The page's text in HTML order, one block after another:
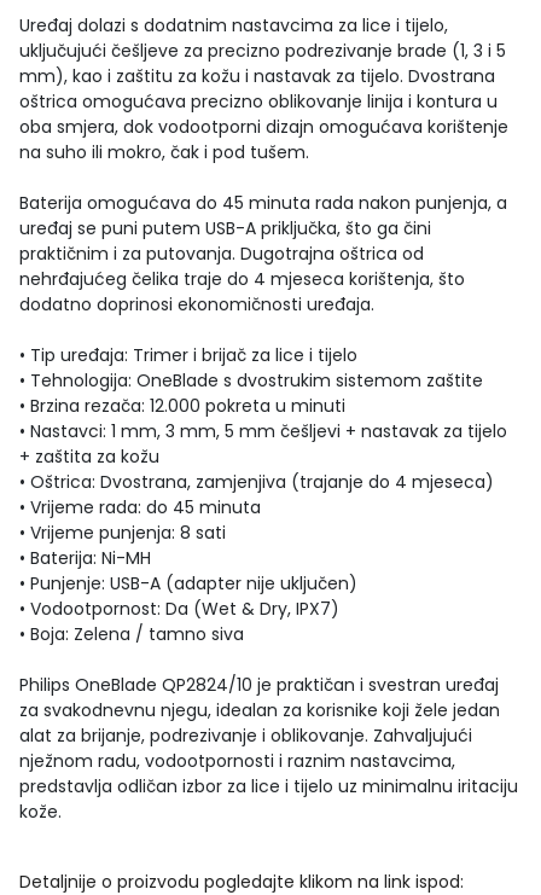
Uređaj dolazi s dodatnim nastavcima za lice i tijelo,
uključujući češljeve za precizno podrezivanje brade (1, 3 i 5
mm), kao i zaštitu za kožu i nastavak za tijelo. Dvostrana
oštrica omogućava precizno oblikovanje linija i kontura u
oba smjera, dok vodootporni dizajn omogućava korištenje
na suho ili mokro, čak i pod tušem.
Baterija omogućava do 45 minuta rada nakon punjenja, a
uređaj se puni putem USB-A priključka, što ga čini
praktičnim i za putovanja. Dugotrajna oštrica od
nehrđajućeg čelika traje do 4 mjeseca korištenja, što
dodatno doprinosi ekonomičnosti uređaja.
• Tip uređaja: Trimer i brijač za lice i tijelo
• Tehnologija: OneBlade s dvostrukim sistemom zaštite
• Brzina rezača: 12.000 pokreta u minuti
• Nastavci: 1 mm, 3 mm, 5 mm češljevi + nastavak za tijelo
+ zaštita za kožu
• Oštrica: Dvostrana, zamjenjiva (trajanje do 4 mjeseca)
• Vrijeme rada: do 45 minuta
• Vrijeme punjenja: 8 sati
• Baterija: Ni-MH
• Punjenje: USB-A (adapter nije uključen)
• Vodootpornost: Da (Wet & Dry, IPX7)
• Boja: Zelena / tamno siva
Philips OneBlade QP2824/10 je praktičan i svestran uređaj
za svakodnevnu njegu, idealan za korisnike koji žele jedan
alat za brijanje, podrezivanje i oblikovanje. Zahvaljujući
nježnom radu, vodootpornosti i raznim nastavcima,
predstavlja odličan izbor za lice i tijelo uz minimalnu iritaciju
kože.
Detaljnije o proizvodu pogledajte klikom na link ispod: